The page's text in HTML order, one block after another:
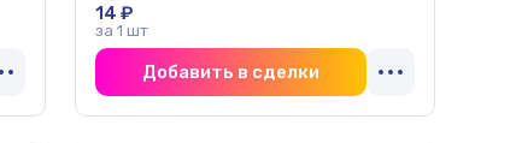
14 ₽
за 1 шт
Добавить в сделки